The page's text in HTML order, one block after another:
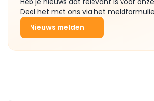
Heb je nieuws dat relevant is voor
Deel het met ons via het
Nieuws melden